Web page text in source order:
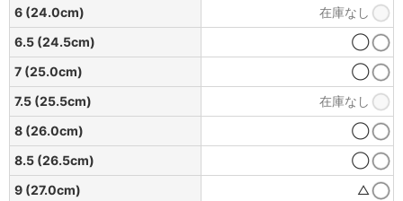
6 (24.0cm)
在庫なし
6.5 (24.5cm)
◯
7 (25.0cm)
◯
7.5 (25.5cm)
在庫なし
8 (26.0cm)
◯
8.5 (26.5cm)
◯
9 (27.0cm)
△